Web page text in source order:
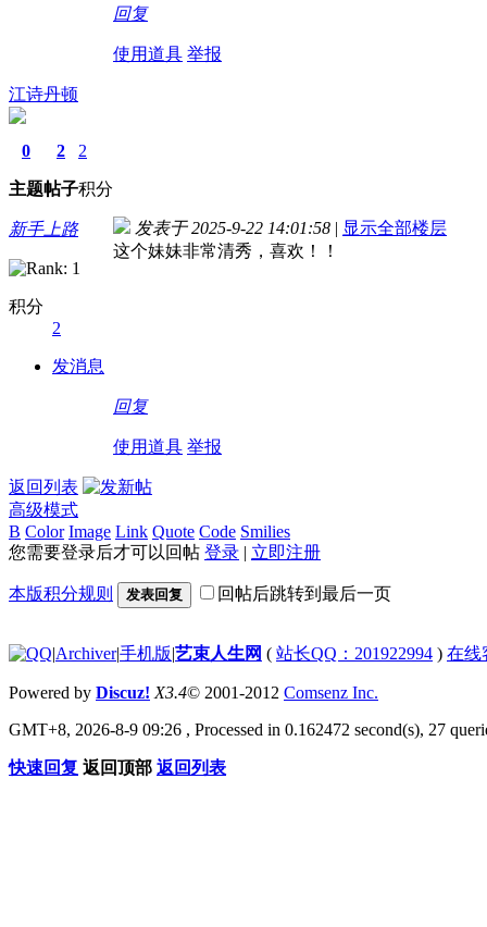
回复
使用道具 举报
江诗丹顿
0
主题
2
帖子
2
积分
新手上路
积分
2
发消息
发表于 2025-9-22 14:01:58 | 显示全部楼层
这个妹妹非常清秀，喜欢！！
回复
使用道具 举报
返回列表
高级模式
B Color Image Link Quote Code Smilies
您需要登录后才可以回帖 登录 | 立即注册
本版积分规则 发表回复 回帖后跳转到最后一页
|Archiver|手机版|艺束人生网 ( 站长QQ：201922994 ) 在线
Powered by Discuz! X3.4© 2001-2012 Comsenz Inc.
GMT+8, 2026-8-9 09:26 , Processed in 0.162472 second(s), 27
快速回复 返回顶部 返回列表